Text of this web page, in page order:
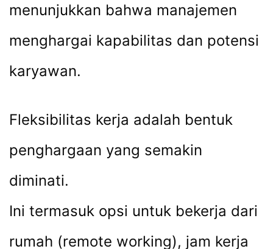
menunjukkan bahwa manajemen
menghargai kapabilitas dan potensi
karyawan.
Fleksibilitas kerja adalah bentuk
penghargaan yang semakin
diminati.
Ini termasuk opsi untuk bekerja dari
rumah (remote working), jam kerja